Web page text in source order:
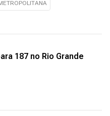
187 no Rio Grande